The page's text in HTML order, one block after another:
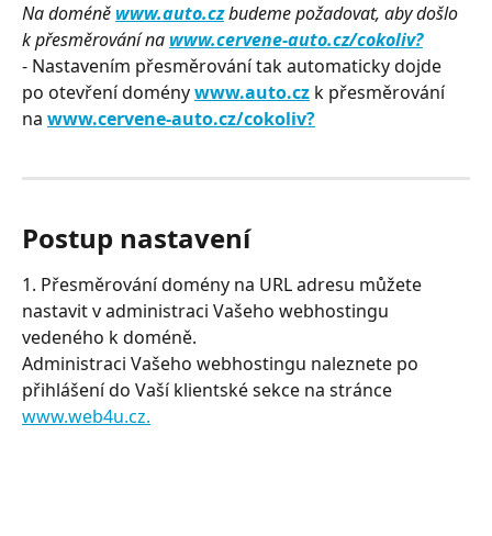
Na doméně www.auto.cz budeme požadovat, aby došlo
k přesměrování na www.cervene-auto.cz/cokoliv?
- Nastavením přesměrování tak automaticky dojde
po otevření domény www.auto.cz k přesměrování
na www.cervene-auto.cz/cokoliv?
Postup nastavení
1. Přesměrování domény na URL adresu můžete
nastavit v administraci Vašeho webhostingu
vedeného k doméně.
Administraci Vašeho webhostingu naleznete po
přihlášení do Vaší klientské sekce na stránce
www.web4u.cz.